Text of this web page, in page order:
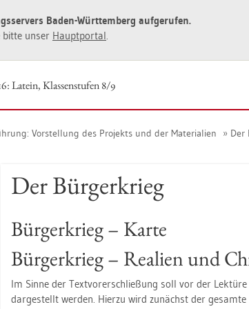
Baden-Würt­tem­berg auf­ge­ru­fen.
bitte unser Haupt­por­tal.
La­tein, Klas­sen­stu­fen 8/9
Vor­stel­lung des Pro­jekts und der Ma­te­ria­li­en Der
Der Bür­ger­krieg
Bür­ger­krieg – Karte
Bür­ger­krieg – Rea­li­en und
Im Sinne der Text­vor­er­schlie­ßung soll vor der
dar­ge­stellt wer­den. Hier­zu wird zu­nächst der